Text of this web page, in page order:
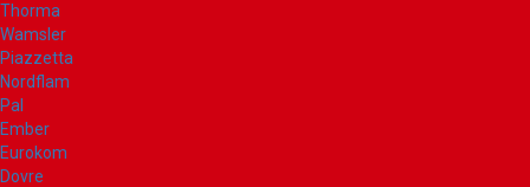
Thorma
Wamsler
Piazzetta
Nordflam
Pal
Ember
Eurokom
Dovre